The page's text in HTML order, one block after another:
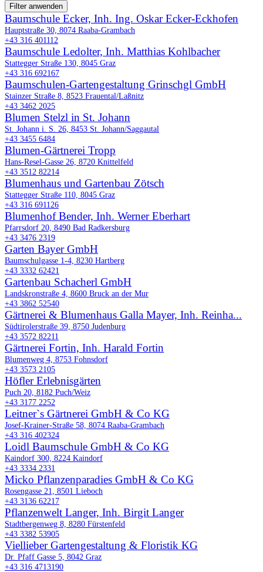
Filter anwenden
Baumschule Ecker, Inh. Ing. Oskar Ecker-Eckhofen
Hauptstraße 30, 8074 Raaba-Grambach
+43 316 401112
Baumschule Ledolter, Inh. Matthias Kohlbacher
Stattegger Straße 130, 8045 Graz
+43 316 692167
Baumschulen-Gartengestaltung Grinschgl GmbH
Stainzer Straße 8, 8523 Frauental/Laßnitz
+43 3462 2025
Blumen Stelzl in St. Johann
St. Johann i. S. 26, 8453 St. Johann/Saggautal
+43 3455 6484
Blumen-Gärtnerei Tropp
Hans-Resel-Gasse 26, 8720 Knittelfeld
+43 3512 82214
Blumenhaus und Gartenbau Zötsch
Stattegger Straße 110, 8045 Graz
+43 316 691126
Blumenhof Bender, Inh. Werner Eberhart
Pfarrsdorf 20, 8490 Bad Radkersburg
+43 3476 2319
Garten Bayer GmbH
Baumschulgasse 1-4, 8230 Hartberg
+43 3332 62421
Gartenbau Schacherl GmbH
Landskronstraße 4, 8600 Bruck an der Mur
+43 3862 52540
Gärtnerei & Blumenhaus Galla Mayer, Inh. Reinha...
Südtirolerstraße 39, 8750 Judenburg
+43 3572 82211
Gärtnerei Fortin, Inh. Harald Fortin
Blumenweg 4, 8753 Fohnsdorf
+43 3573 2105
Höfler Erlebnisgärten
Puch 20, 8182 Puch/Weiz
+43 3177 2252
Leitner`s Gärtnerei GmbH & Co KG
Josef-Krainer-Straße 58, 8074 Raaba-Grambach
+43 316 402324
Loidl Baumschule GmbH & Co KG
Kaindorf 300, 8224 Kaindorf
+43 3334 2331
Micko Pflanzenparadies GmbH & Co KG
Rosengasse 21, 8501 Lieboch
+43 3136 62217
Pflanzenwelt Langer, Inh. Birgit Langer
Stadtbergenweg 8, 8280 Fürstenfeld
+43 3382 53905
Viellieber Gartengestaltung & Floristik KG
Dr. Pfaff Gasse 5, 8042 Graz
+43 316 4713190